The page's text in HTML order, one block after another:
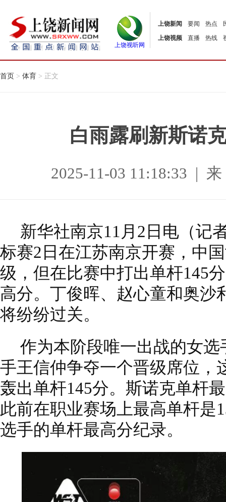
上饶视听网
上饶新闻 要闻 热点
上饶视频
直播 热线
首页 > 体育 > 正文
白雨露刷新斯诺
2025-11-03 11:18:33 |
新华社南京11月2日电（记
标赛2日在江苏南京开赛，中
级，但在比赛中打出单杆145
高分。丁俊晖、赵心童和奥沙
将纷纷过关。
作为本阶段唯一出战的女
手王信仲争夺一个晋级席位，
轰出单杆145分。斯诺克单杆
此前在职业赛场上最高单杆是
选手的单杆最高分纪录。